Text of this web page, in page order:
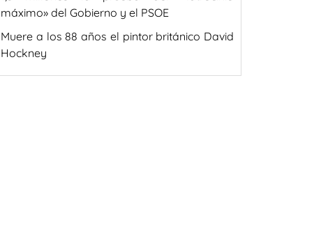
máximo» del Gobierno y el PSOE
Muere a los 88 años el pintor británico David
Hockney